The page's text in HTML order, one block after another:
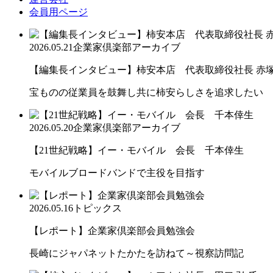
会員用ページ
2026.05.21企業家倶楽部アーカイブ
【編集長インタビュー】柿安本店 代表取締役社長 赤
宝ものの従業員を鼓舞し共に柿安らしさを追求したい
2026.05.20企業家倶楽部アーカイブ
【21世紀戦略】イー・モバイル 会長 千本倖生
モバイルブロードバンドで主役を目指す
2026.05.16 トピックス
【レポート】企業家倶楽部会員勉強会
長崎にジャパネットたかたを訪ねて～視察訪問記